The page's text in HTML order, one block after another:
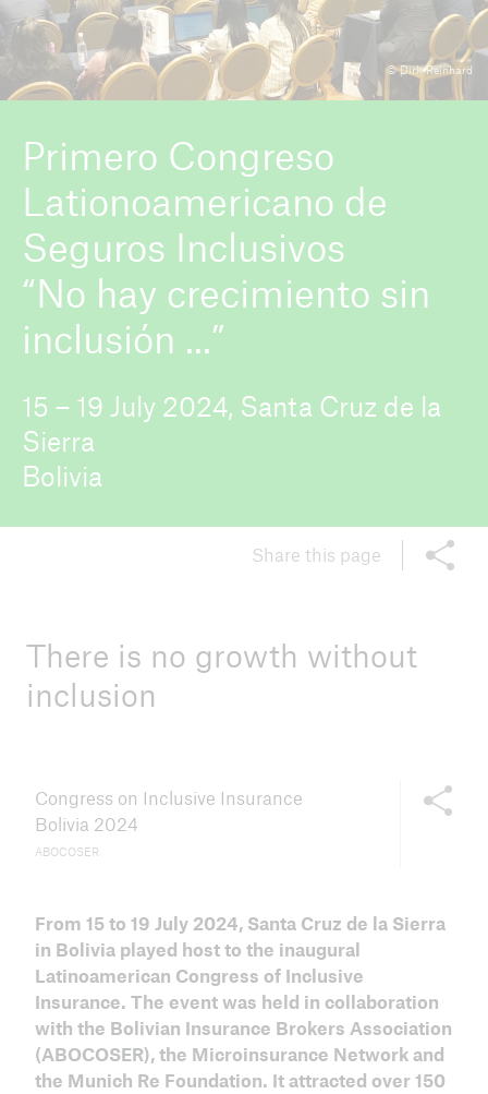
© Dirk Reinhard
Primero Congreso
Lationoamericano de
Seguros Inclusivos
“No hay crecimiento sin
inclusión ...”
15 – 19 July 2024, Santa Cruz de la
Sierra
Bolivia
Share this page
There is no growth without
inclusion
Congress on Inclusive Insurance
Bolivia 2024
ABOCOSER
Share
From 15 to 19 July 2024, Santa Cruz de la Sierra
in Bolivia played host to the inaugural
Latinoamerican Congress of Inclusive
Insurance. The event was held in collaboration
with the Bolivian Insurance Brokers Association
(ABOCOSER), the Microinsurance Network and
the Munich Re Foundation. It attracted over 150
About the conference
ICII 2024
Summary